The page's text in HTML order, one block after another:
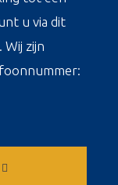
u via dit
zijn